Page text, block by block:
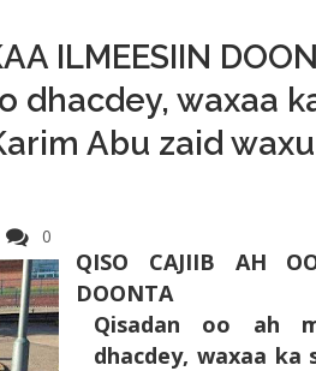
ILMEESIIN
dhacdey, waxaa
Abu zaid
0
QISO CAJIIB AH
DOONTA
Qisadan oo ah
dhacdey, waxaa ka